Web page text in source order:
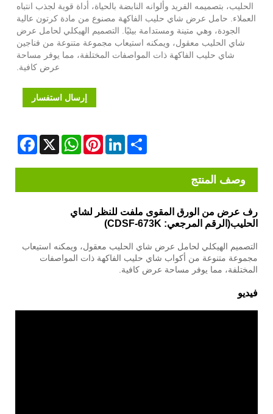
الحليب، بتصميمه الفريد وألوانه النابضة بالحياة، أداة قوية لجذب انتباه
العملاء. حامل عرض شاي حليب الفاكهة مصنوع من مادة كرتون عالية
الجودة، وهي متينة ومستدامة بيئيًا. التصميم الهيكلي لحامل عرض
شاي الحليب معقول، ويمكنه استيعاب مجموعة متنوعة من فناجين
شاي حليب الفاكهة ذات المواصفات المختلفة، مما يوفر مساحة
عرض كافية.
إرسال استفسار
X
WhatsAppPinterestLinkedInShare
وصف المنتج
رف عرض من الورق المقوى ملفت للنظر لشاي
الحليب(الرقم المرجعي: CDSF-673K)
التصميم الهيكلي لحامل عرض شاي الحليب معقول، ويمكنه استيعاب
مجموعة متنوعة من أكواب شاي حليب الفاكهة ذات المواصفات
المختلفة، مما يوفر مساحة عرض كافية.
فيديو